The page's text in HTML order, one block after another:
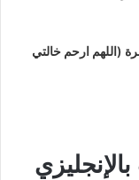
(اللهم ارحم خالتي